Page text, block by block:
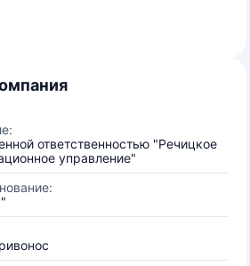
ответственностью "Речицкое
управление"